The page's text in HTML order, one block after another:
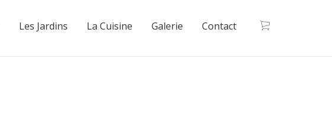
Les Jardins La Cuisine Galerie Contact